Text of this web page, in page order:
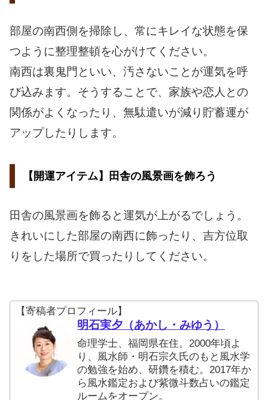
部屋の南西側を掃除し、常にキレイな状態を保
つように整理整頓を心がけてください。
南西は裏鬼門といい、汚さないことが運気を呼
び込みます。そうすることで、家族や恋人との
関係がよくなったり、無駄遣いが減り貯蓄運が
アップしたりします。
【開運アイテム】田舎の風景画を飾ろう
田舎の風景画を飾ると運気が上がるでしょう。
きれいにした部屋の南西に飾ったり、吉方位取
りをした場所で買ったりしてください。
【寄稿者プロフィール】
明石実夕（あかし・みゆう）
命理学士、福岡県在住。2000年頃よ
り、風水師・明石宗久氏のもと風水学
の勉強を始め、研鑽を積む。2017年か
ら風水鑑定および紫微斗数占いの鑑定
ルームをオープン。